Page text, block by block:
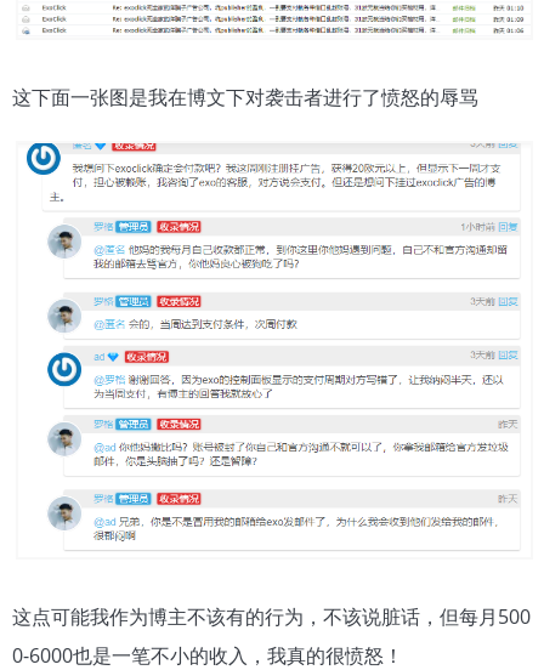
这下面一张图是我在博文下对袭击者进行了愤怒的辱骂
这点可能我作为博主不该有的行为，不该说脏话，但每月500
0-6000也是一笔不小的收入，我真的很愤怒！